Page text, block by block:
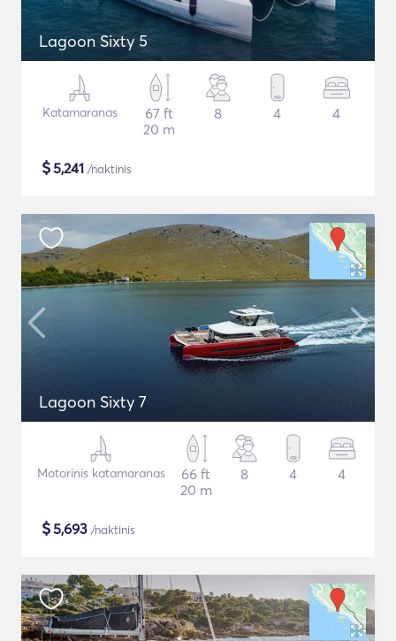
Lagoon Sixty 5
Katamaranas
67 ft
20 m
8 4 4
$5,241 /naktinis
Lagoon Sixty 7
Motorinis katamaranas
66 ft
20 m
8 4 4
$5,693 /naktinis